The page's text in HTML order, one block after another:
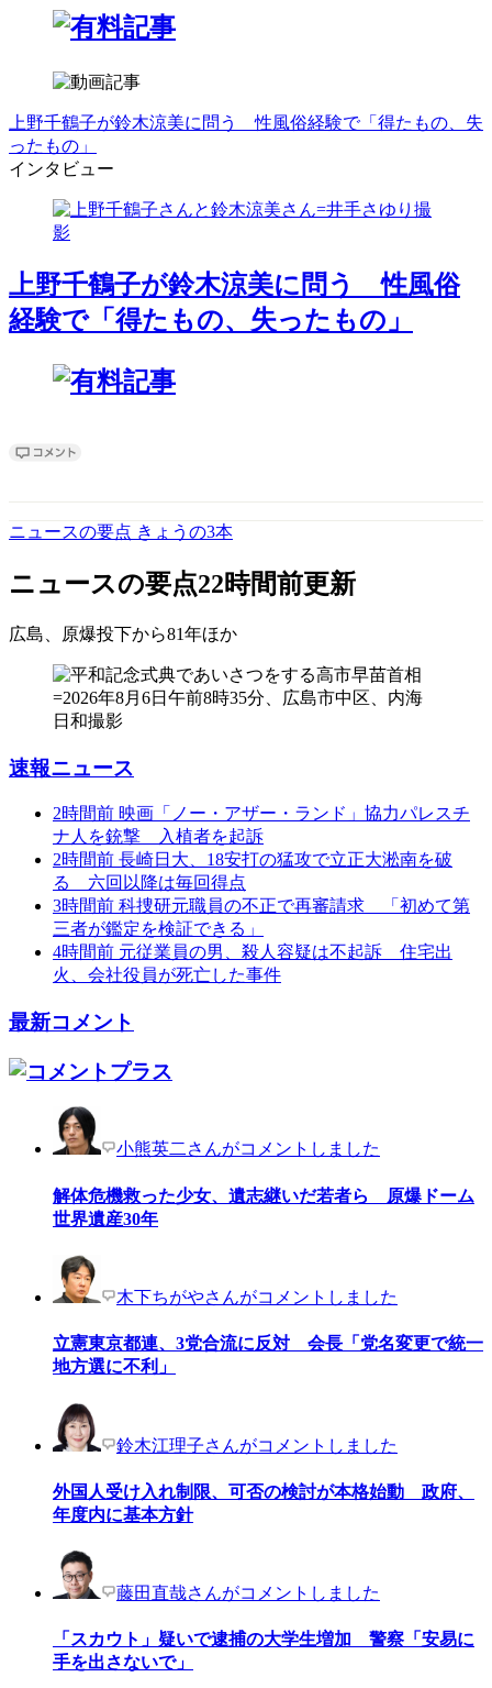
上野千鶴子が鈴木涼美に問う 性風俗経験で「得たもの、失
ったもの」
インタビュー
上野千鶴子が鈴木涼美に問う 性風俗
経験で「得たもの、失ったもの」
ニュースの要点 きょうの3本
ニュースの要点22時間前更新
広島、原爆投下から81年ほか
速報ニュース
2時間前 映画「ノー・アザー・ランド」協力パレスチ
ナ人を銃撃 入植者を起訴
2時間前 長崎日大、18安打の猛攻で立正大淞南を破
る 六回以降は毎回得点
3時間前 科捜研元職員の不正で再審請求 「初めて第
三者が鑑定を検証できる」
4時間前 元従業員の男、殺人容疑は不起訴 住宅出
火、会社役員が死亡した事件
最新コメント
小熊英二さんがコメントしました
解体危機救った少女、遺志継いだ若者ら 原爆ドーム
世界遺産30年
木下ちがやさんがコメントしました
立憲東京都連、3党合流に反対 会長「党名変更で統一
地方選に不利」
鈴木江理子さんがコメントしました
外国人受け入れ制限、可否の検討が本格始動 政府、
年度内に基本方針
藤田直哉さんがコメントしました
「スカウト」疑いで逮捕の大学生増加 警察「安易に
手を出さないで」